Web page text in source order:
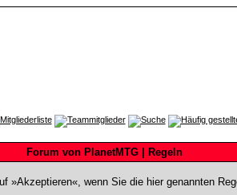
Forum von PlanetMTG | Regeln
wenn Sie die hier genannten